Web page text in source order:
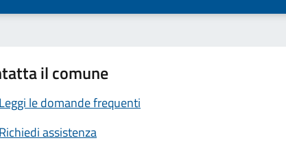
il comune
Leggi le domande frequenti
Richiedi assistenza